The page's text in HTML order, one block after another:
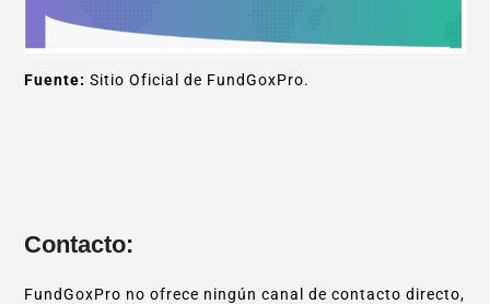
Fuente: Sitio Oficial de FundGoxPro.
Contacto:
FundGoxPro no ofrece ningún canal de contacto directo,